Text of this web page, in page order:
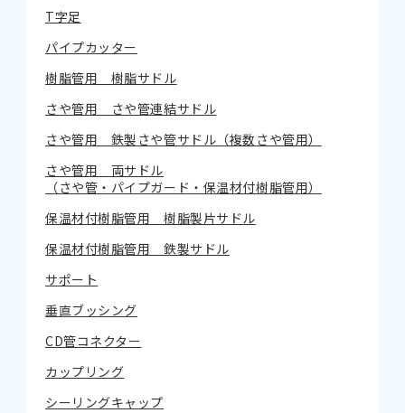
T字足
パイプカッター
樹脂管用 樹脂サドル
さや管用 さや管連結サドル
さや管用 鉄製さや管サドル（複数さや管用）
さや管用 両サドル
（さや管・パイプガード・保温材付樹脂管用）
保温材付樹脂管用 樹脂製片サドル
保温材付樹脂管用 鉄製サドル
サポート
垂直ブッシング
CD管コネクター
カップリング
シーリングキャップ